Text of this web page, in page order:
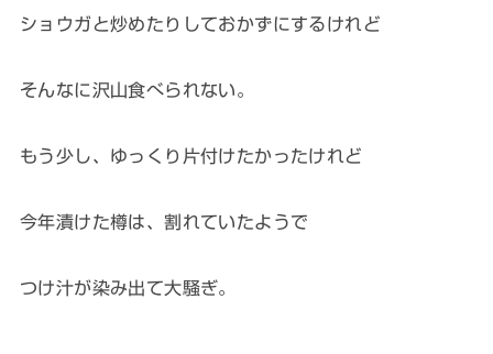
ショウガと炒めたりしておかずにするけれど
そんなに沢山食べられない。
もう少し、ゆっくり片付けたかったけれど
今年漬けた樽は、割れていたようで
つけ汁が染み出て大騒ぎ。